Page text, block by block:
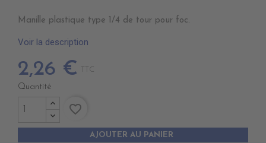
Manille plastique type 1/4 de tour pour foc.
Voir la description
2,26 € TTC
Quantité
AJOUTER AU PANIER
favorite_border